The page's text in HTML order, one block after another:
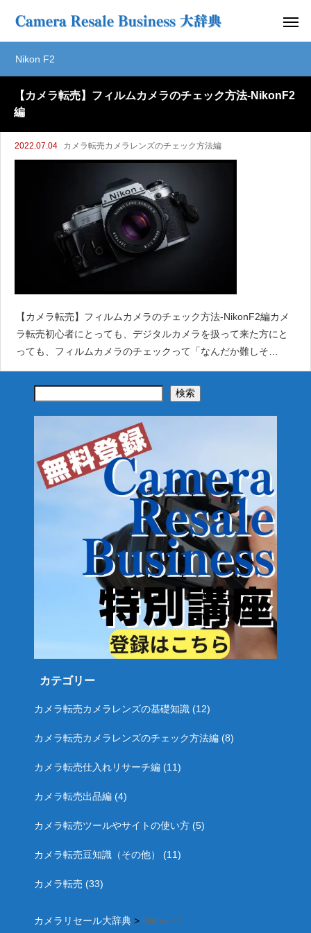
Nikon F2
【カメラ転売】フィルムカメラのチェック方法-NikonF2
編
2022.07.04 カメラ転売カメラレンズのチェック方法編
【カメラ転売】フィルムカメラのチェック方法-NikonF2編カメ
ラ転売初心者にとっても、デジタルカメラを扱って来た方にと
っても、フィルムカメラのチェックって「なんだか難しそ
う・・・」と考える方も見えます。しかしながら本来カメラは
精密機械でありながら屋外で使用さ
検索
カテゴリー
カメラ転売カメラレンズの基礎知識 (12)
カメラ転売カメラレンズのチェック方法編 (8)
カメラ転売仕入れリサーチ編 (11)
カメラ転売出品編 (4)
カメラ転売ツールやサイトの使い方 (5)
カメラ転売豆知識（その他） (11)
カメラ転売 (33)
カメラリセール大辞典 > Nikon F2